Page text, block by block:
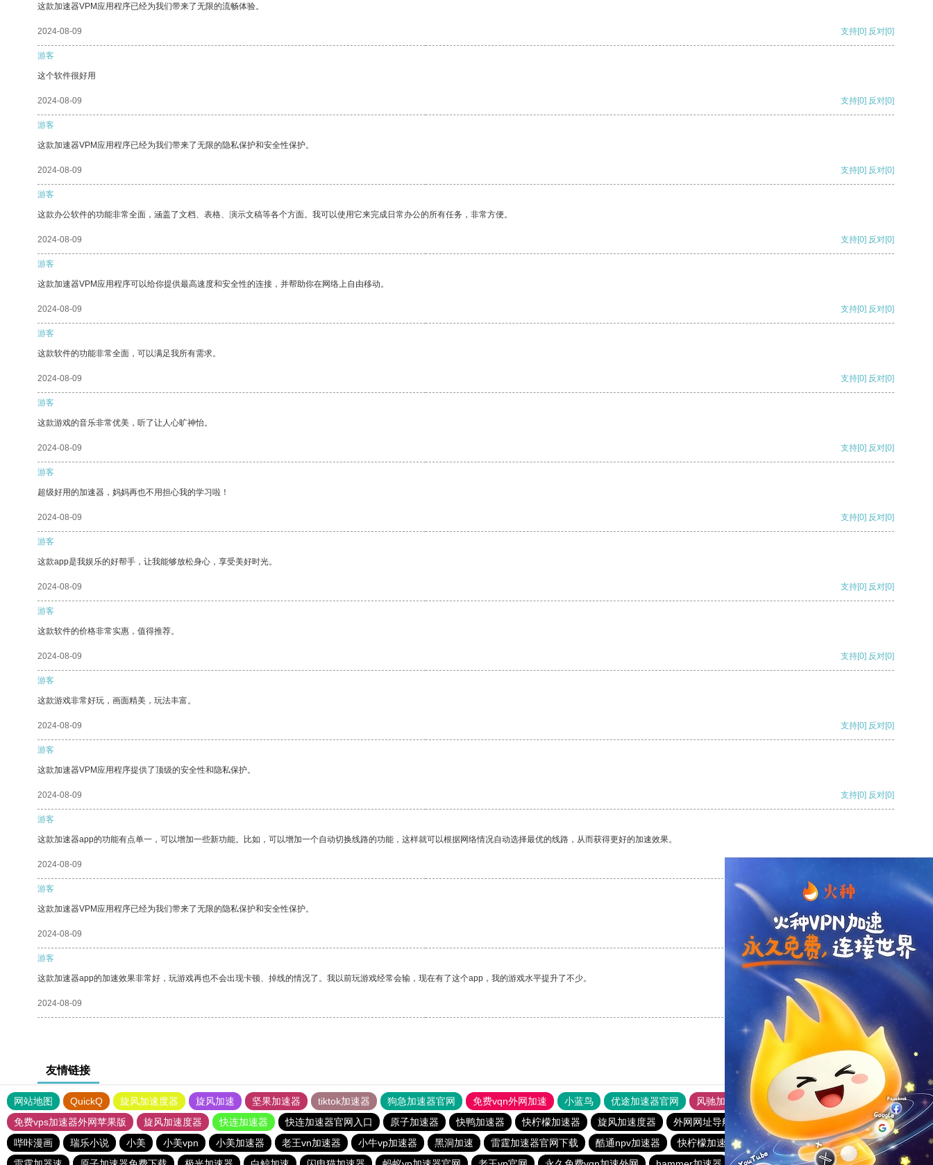
这款加速器VPM应用程序已经为我们带来了无限的流畅体验。
2024-08-09 支持[0] 反对[0]
游客
这个软件很好用
2024-08-09 支持[0] 反对[0]
游客
这款加速器VPM应用程序已经为我们带来了无限的隐私保护和安全性保护。
2024-08-09 支持[0] 反对[0]
游客
这款办公软件的功能非常全面，涵盖了文档、表格、演示文稿等各个方面。我可以使用它来完成日常办公的所有任务，非常方便。
2024-08-09 支持[0] 反对[0]
游客
这款加速器VPM应用程序可以给你提供最高速度和安全性的连接，并帮助你在网络上自由移动。
2024-08-09 支持[0] 反对[0]
游客
这款软件的功能非常全面，可以满足我所有需求。
2024-08-09 支持[0] 反对[0]
游客
这款游戏的音乐非常优美，听了让人心旷神怡。
2024-08-09 支持[0] 反对[0]
游客
超级好用的加速器，妈妈再也不用担心我的学习啦！
2024-08-09 支持[0] 反对[0]
游客
这款app是我娱乐的好帮手，让我能够放松身心，享受美好时光。
2024-08-09 支持[0] 反对[0]
游客
这款软件的价格非常实惠，值得推荐。
2024-08-09 支持[0] 反对[0]
游客
这款游戏非常好玩，画面精美，玩法丰富。
2024-08-09 支持[0] 反对[0]
游客
这款加速器VPM应用程序提供了顶级的安全性和隐私保护。
2024-08-09 支持[0] 反对[0]
游客
这款加速器app的功能有点单一，可以增加一些新功能。比如，可以增加一个自动切换线路的功能，这样就可以根据网络情况自动选择最优的线路，从而获得更好的加速效果。
2024-08-09
游客
这款加速器VPM应用程序已经为我们带来了无限的隐私保护和安全性保护。
2024-08-09 支持 [0] 反对 [0]
游客
这款加速器app的加速效果非常好，玩游戏再也不会出现卡顿、掉线的情况了。我以前玩游戏经常会输，现在有了这个app，我的游戏水平提升了不少。
2024-08-09 支持
友情链接
网站地图 QuickQ 旋风加速度器 旋风加速 坚果加速器 tiktok加速器 狗急加速器官网 免费vqn外网加速 小蓝鸟 优途加速器官网 风驰加速器
旋风加速器
免费vps加速器外网苹果版
旋风加速度器 快连加速器 快连加速器官网入口 原子加速器 快鸭加速器 快柠檬加速器 旋风加速度器 外网网址导航 软件中心 雷霆加速
狂飙加速器
哔咔漫画
瑞乐小说 小美 小美vpn 小美加速器 老王vn加速器 小牛vp加速器 黑洞加速 雷霆加速器官网下载 酷通npv加速器 快柠檬加速器
免费梯子加速器app七天